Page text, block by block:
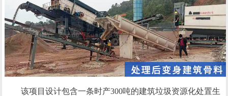
该项目设计包含一条时产300吨的建筑垃圾资源化处置生